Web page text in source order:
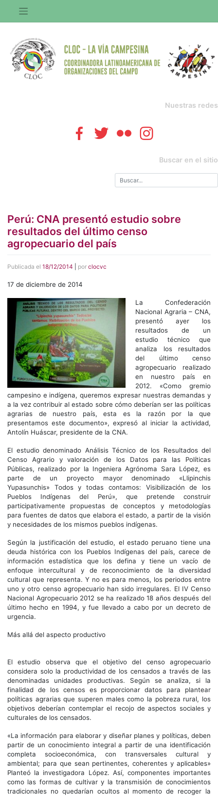
contenido
Nuestras redes
Buscar en el sitio
Perú: CNA presentó estudio sobre
resultados del último censo
agropecuario del país
Publicada el 18/12/2014 por clocvc
17 de diciembre de 2014
La Confederación
Nacional Agraria – CNA,
presentó ayer los
resultados de un
estudio técnico que
analiza los resultados
del último censo
agropecuario realizado
en nuestro país en
2012. «Como gremio
campesino e indígena, queremos expresar nuestras demandas y
a la vez contribuir al estado sobre cómo deberían ser las políticas
agrarias de nuestro país, esta es la razón por la que
presentamos este documento», expresó al iniciar la actividad,
Antolín Huáscar, presidente de la CNA.
El estudio denominado Análisis Técnico de los Resultados del
Censo Agrario y valoración de los Datos para las Políticas
Públicas, realizado por la Ingeniera Agrónoma Sara López, es
parte de un proyecto mayor denominado «Llipinchis
Yupasunchis» Todos y todas contamos: Visibilización de los
Pueblos Indígenas del Perú», que pretende construir
participativamente propuestas de conceptos y metodologías
para fuentes de datos que elabora el estado, a partir de la visión
y necesidades de los mismos pueblos indígenas.
Según la justificación del estudio, el estado peruano tiene una
deuda histórica con los Pueblos Indígenas del país, carece de
información estadística que los defina y tiene un vacío de
enfoque intercultural y de reconocimiento de la diversidad
cultural que representa. Y no es para menos, los periodos entre
uno y otro censo agropecuario han sido irregulares. El IV Censo
Nacional Agropecuario 2012 se ha realizado 18 años después del
último hecho en 1994, y fue llevado a cabo por un decreto de
urgencia.
Más allá del aspecto productivo
El estudio observa que el objetivo del censo agropecuario
considera solo la productividad de los censados a través de las
denominadas unidades productivas. Según se analiza, si la
finalidad de los censos es proporcionar datos para plantear
políticas agrarias que superen males como la pobreza rural, los
objetivos deberían contemplar el recojo de aspectos sociales y
culturales de los censados.
«La información para elaborar y diseñar planes y políticas, deben
partir de un conocimiento integral a partir de una identificación
completa socioeconómica, con transversales cultural y
ambiental; para que sean pertinentes, coherentes y aplicables»
Planteó la investigadora López. Así, componentes importantes
como las formas de cultivar y la transmisión de conocimientos
tradicionales no quedarían ocultos al momento de recoger la